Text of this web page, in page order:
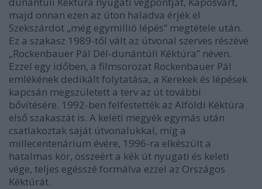
majd onnan ezen az úton haladva érjék el
Szekszárdot „még egymillió lépés” megtétele után.
Ez a szakasz 1989-től vált az útvonal szerves részévé
„Rockenbauer Pál Dél-dunántúli Kéktúra” néven.
Ezzel egy időben, a filmsorozat Rockenbauer Pál
emlékének dedikált folytatása, a Kerekek és lépések
kapcsán megszületett a terv az út további
bővítésére. 1992-ben felfestették az Alföldi Kéktúra
első szakaszát is. A keleti megyék egymás után
csatlakoztak saját útvonalukkal, míg a
millecentenárium évére, 1996-ra elkészült a
hatalmas kör, összeért a kék út nyugati és keleti
vége, teljes egésszé formálva ezzel az Országos
Kéktúrát.